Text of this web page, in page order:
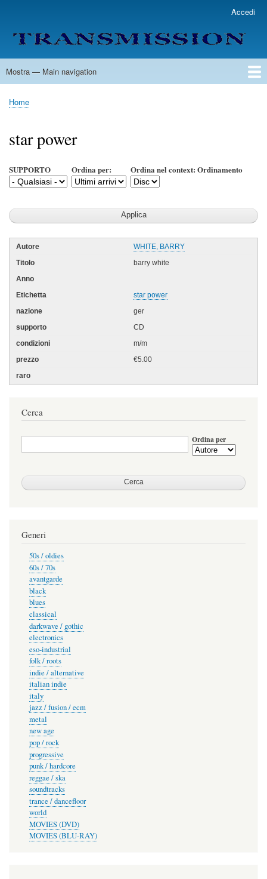
contenuto
principale
account
menu
Accedi
Main
Mostra — Main navigation
Home
Lista Autori
Contatti
Spedizione & Consegna
Legenda
Condizioni per l'uso
Briciole
pane
Home
star power
SUPPORTO Ordina per: Ordina nel context: Ordinamento
WHITE, BARRY
barry white
star power
ger
CD
m/m
€5.00
Cerca
Ordina per
Generi
50s / oldies
60s / 70s
avantgarde
black
blues
classical
darkwave / gothic
electronics
eso-industrial
folk / roots
indie / alternative
italian indie
italy
jazz / fusion / ecm
metal
new age
pop / rock
progressive
punk / hardcore
reggae / ska
soundtracks
trance / dancefloor
world
MOVIES (DVD)
MOVIES (BLU-RAY)